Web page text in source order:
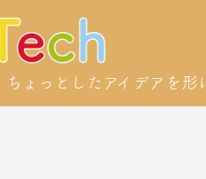
ちょっとしたアイデアを形